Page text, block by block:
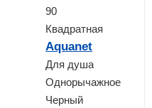
90
Квадратная
Aquanet
Для душа
Однорычажное
Черный